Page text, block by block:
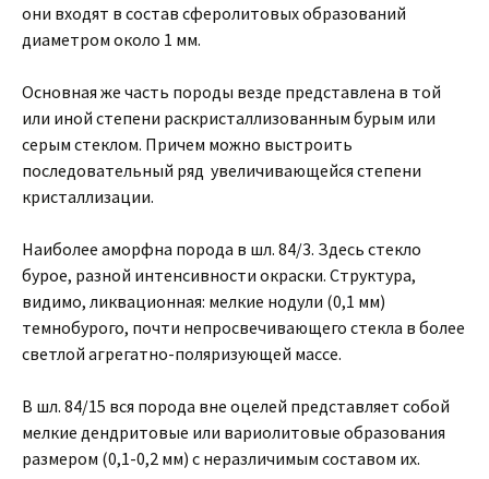
они входят в состав сферолитовых образований
диаметром около 1 мм.
Основная же часть породы везде представлена в той
или иной степени раскристаллизованным бурым или
серым стеклом. Причем можно выстроить
последовательный ряд увеличивающейся степени
кристаллизации.
Наиболее аморфна порода в шл. 84/3. Здесь стекло
бурое, разной интенсивности окраски. Структура,
видимо, ликвационная: мелкие нодули (0,1 мм)
темнобурого, почти непросвечивающего стекла в более
светлой агрегатно-поляризующей массе.
В шл. 84/15 вся порода вне оцелей представляет собой
мелкие дендритовые или вариолитовые образования
размером (0,1-0,2 мм) с неразличимым составом их.